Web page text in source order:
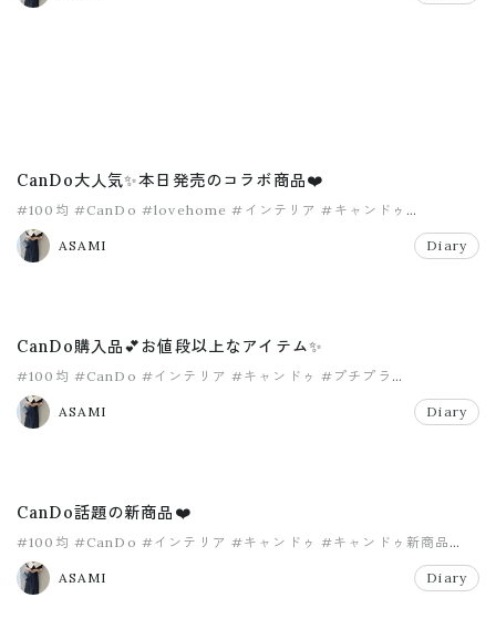
CanDo大人気✨本日発売のコラボ商品❤️
#100均 #CanDo #lovehome #インテリア #キャンドゥ
#プチプラ
ASAMI
Diary
CanDo購入品💕お値段以上なアイテム✨
#100均 #CanDo #インテリア #キャンドゥ #プチプラ
#マイホーム
ASAMI
Diary
CanDo話題の新商品❤️
#100均 #CanDo #インテリア #キャンドゥ #キャンドゥ新商品
#プチプラ
ASAMI
Diary